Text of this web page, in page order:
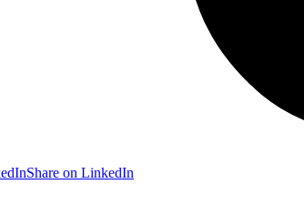
Share on LinkedIn